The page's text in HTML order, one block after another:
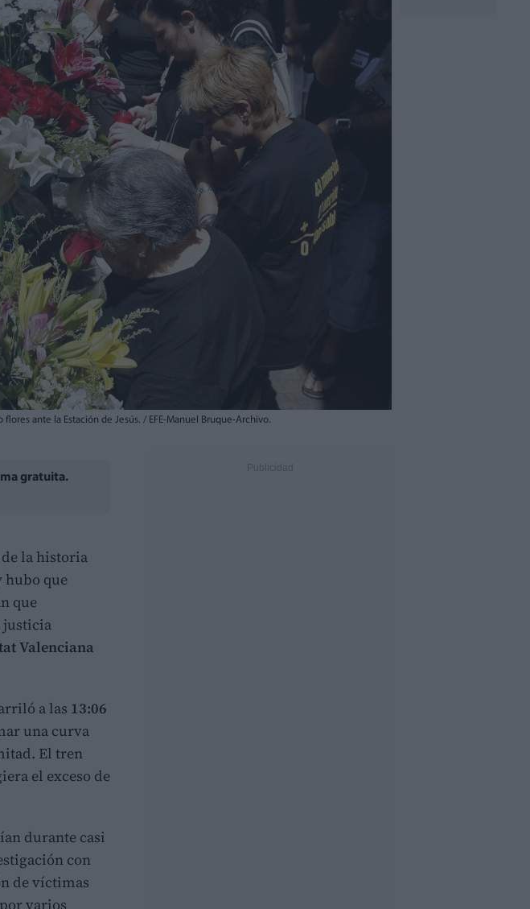
ante la Estación de Jesús. / EFE-Manuel Bruque-Archivo.
gratuita.
la historia
hubo que
que
justicia
Valenciana
a las 13:06
una curva
El tren
el exceso de
durante casi
con
de víctimas
varios